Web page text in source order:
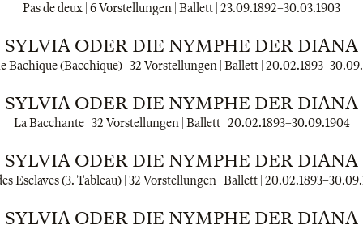
Pas de deux | 6 Vorstellungen | Ballett | 23.09.1892–30.03.1903
SYLVIA ODER DIE NYMPHE DER DIANA
Bachique (Bacchique) | 32 Vorstellungen | Ballett | 20.02.1893–
SYLVIA ODER DIE NYMPHE DER DIANA
La Bacchante | 32 Vorstellungen | Ballett | 20.02.1893–30.09.1904
SYLVIA ODER DIE NYMPHE DER DIANA
Esclaves (3. Tableau) | 32 Vorstellungen | Ballett | 20.02.1893–
SYLVIA ODER DIE NYMPHE DER DIANA